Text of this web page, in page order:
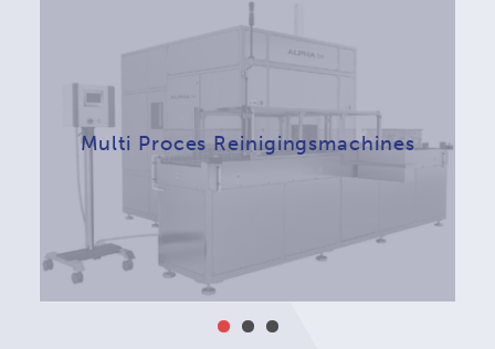
Multi Proces Reinigingsmachines